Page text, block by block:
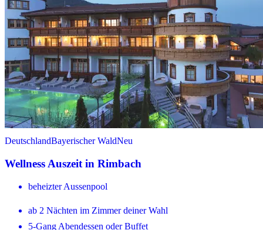
DeutschlandBayerischer WaldNeu
Wellness Auszeit in Rimbach
beheizter Aussenpool
ab 2 Nächten im Zimmer deiner Wahl
5-Gang Abendessen oder Buffet